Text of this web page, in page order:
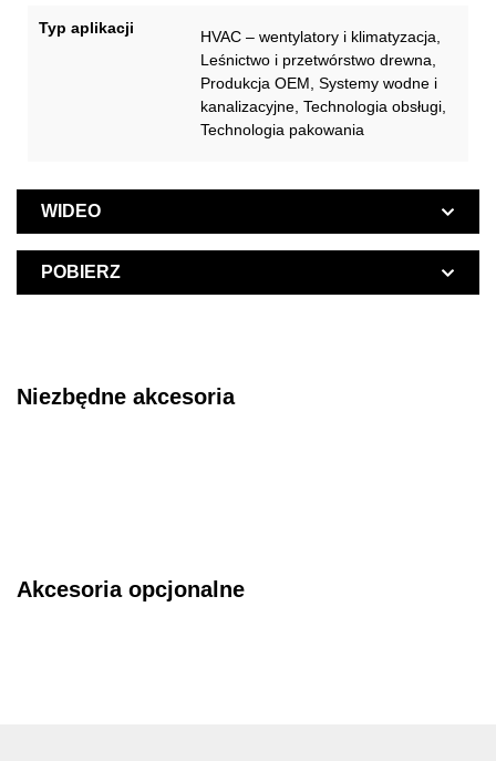
WIDEO
POBIERZ
Typ aplikacji
HVAC – wentylatory i klimatyzacja,
Leśnictwo i przetwórstwo drewna,
Produkcja OEM, Systemy wodne i
kanalizacyjne, Technologia obsługi,
Technologia pakowania
Niezbędne akcesoria
Akcesoria opcjonalne